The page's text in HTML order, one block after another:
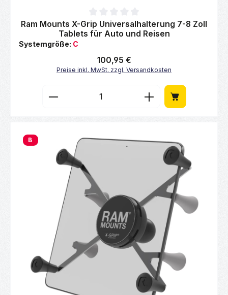
Durchschnittliche Bewertung von 0 von 5 Sternen
Ram Mounts X-Grip Universalhalterung 7-8 Zoll
Tablets für Auto und Reisen
Systemgröße: C
Regulärer Preis:
100,95 €
Preise inkl. MwSt. zzgl. Versandkosten
Produkt Anzahl: Gib den gewünschten
B